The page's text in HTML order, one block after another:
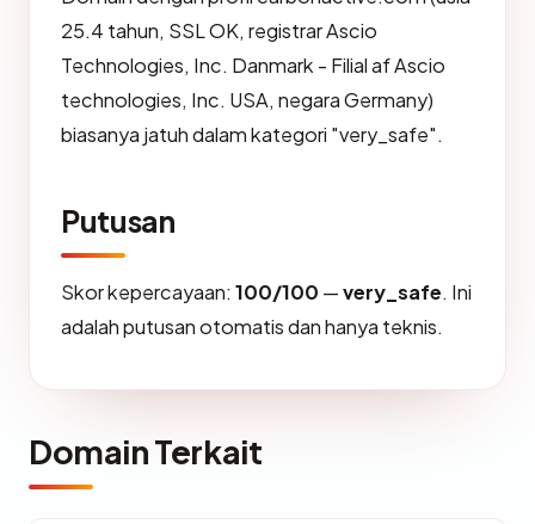
25.4 tahun, SSL OK, registrar Ascio
Technologies, Inc. Danmark - Filial af Ascio
technologies, Inc. USA, negara Germany)
biasanya jatuh dalam kategori "very_safe".
Putusan
Skor kepercayaan: 100/100 —very_safe. Ini
adalah putusan otomatis dan hanya teknis.
Domain Terkait